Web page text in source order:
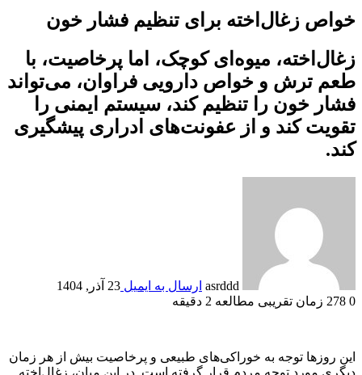
خواص زغال‌اخته برای تنظیم فشار خون
زغال‌اخته، میوه‌ای کوچک، اما پرخاصیت، با
طعم ترش و خواص دارویی فراوان، می‌تواند
فشار خون را تنظیم کند، سیستم ایمنی را
تقویت کند و از عفونت‌های ادراری پیشگیری
کند.
asrddd ارسال به ایمیل 23 آذر, 1404
0
زمان تقریبی مطالعه 2 دقیقه
این روز‌ها توجه به خوراکی‌های طبیعی و پرخاصیت بیش از هر زمان
دیگری مورد توجه مردم قرار گرفته است. در این میان، زغال‌اخته